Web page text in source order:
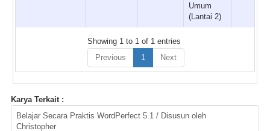
Umum
(Lantai 2)
Showing 1 to 1 of 1 entries
Previous
1 Next
Karya Terkait :
Belajar Secara Praktis WordPerfect 5.1 / Disusun oleh
Christopher